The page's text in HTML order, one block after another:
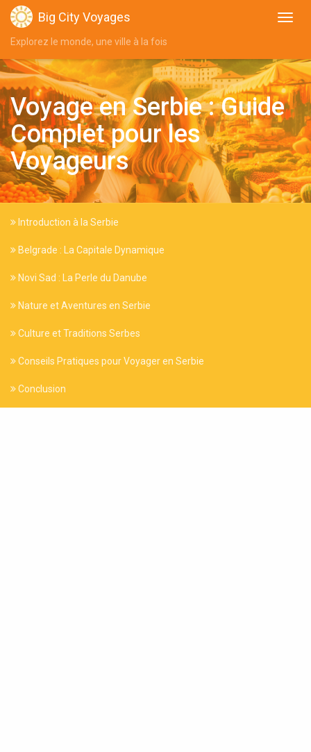
Big City Voyages
Explorez le monde, une ville à la fois
Voyage en Serbie : Guide
Complet pour les
Voyageurs
Introduction à la Serbie
Belgrade : La Capitale Dynamique
Novi Sad : La Perle du Danube
Nature et Aventures en Serbie
Culture et Traditions Serbes
Conseils Pratiques pour Voyager en Serbie
Conclusion